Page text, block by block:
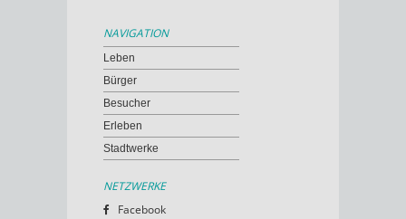
NAVIGATION
Leben
Bürger
Besucher
Erleben
Stadtwerke
NETZWERKE
Facebook